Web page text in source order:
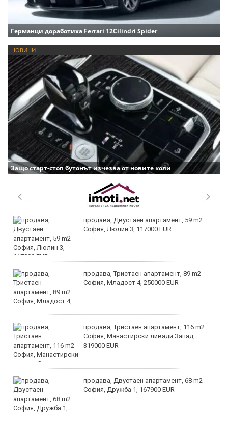
Германци доработиха Ferrari 12Cilindri Spider
НОВИНИ
Защо старт-стоп бутонът изчезва от новите коли
продава, Двустаен апартамент, 59 m2
София, Люлин 3, 117000 EUR
продава, Тристаен апартамент, 89 m2
София, Младост 4, 250000 EUR
продава, Тристаен апартамент, 116 m2
София, Манастирски ливади Запад,
319000 EUR
продава, Двустаен апартамент, 68 m2
София, Дружба 1, 167900 EUR